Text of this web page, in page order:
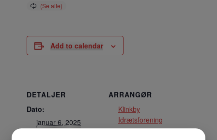
Add to calendar
DETALJER
Dato:
januar 6, 2025
ARRANGØR
Klinkby
Idrætsforening